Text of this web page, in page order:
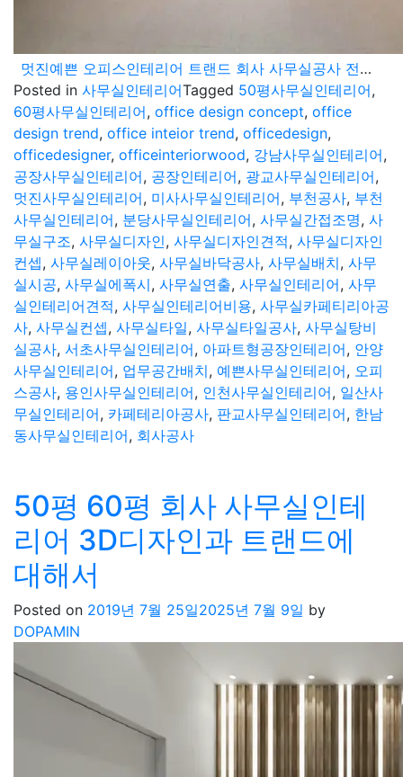
멋진예쁜 오피스인테리어 트랜드 회사 사무실공사 전문업체
Posted in 사무실인테리어Tagged 50평사무실인테리어,
60평사무실인테리어, office design concept, office
design trend, office inteior trend, officedesign,
officedesigner, officeinteriorwood, 강남사무실인테리어,
공장사무실인테리어, 공장인테리어, 광교사무실인테리어,
멋진사무실인테리어, 미사사무실인테리어, 부천공사, 부천
사무실인테리어, 분당사무실인테리어, 사무실간접조명, 사
무실구조, 사무실디자인, 사무실디자인견적, 사무실디자인
컨셉, 사무실레이아웃, 사무실바닥공사, 사무실배치, 사무
실시공, 사무실에폭시, 사무실연출, 사무실인테리어, 사무
실인테리어견적, 사무실인테리어비용, 사무실카페티리아공
사, 사무실컨셉, 사무실타일, 사무실타일공사, 사무실탕비
실공사, 서초사무실인테리어, 아파트형공장인테리어, 안양
사무실인테리어, 업무공간배치, 예쁜사무실인테리어, 오피
스공사, 용인사무실인테리어, 인천사무실인테리어, 일산사
무실인테리어, 카페테리아공사, 판교사무실인테리어, 한남
동사무실인테리어, 회사공사
50평 60평 회사 사무실인테
리어 3D디자인과 트랜드에
대해서
Posted on 2019년 7월 25일2025년 7월 9일 by
DOPAMIN